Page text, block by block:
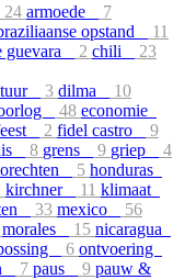
24 armoede
7
opstand
11
guevara 2 chili
23
3 dilma
10
48 economie
2 fidel castro
9
8 grens 9 griep
4
5 honduras
kirchner 11 klimaat
33 mexico
56
morales 15 nicaragua
6 ontvoering
7 paus 9 pauw &